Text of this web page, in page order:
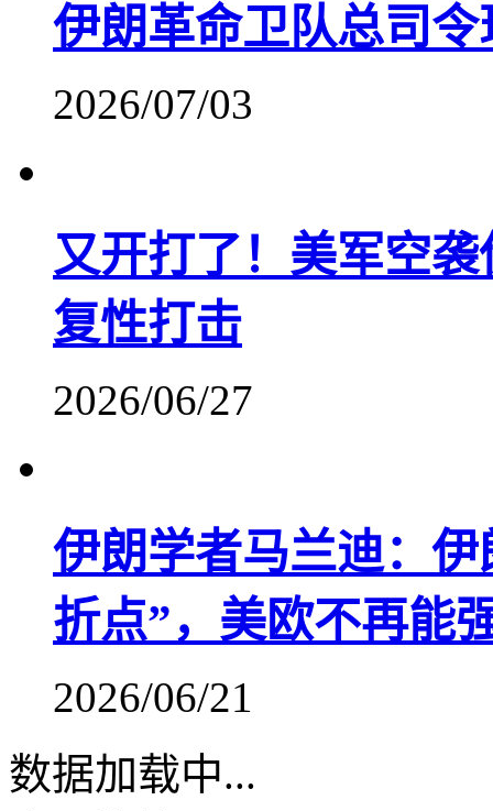
伊朗革命卫队总司令
2026/07/03
又开打了！美军空
复性打击
2026/06/27
伊朗学者马兰迪：
折点”，美欧不再能
2026/06/21
数据加载中...